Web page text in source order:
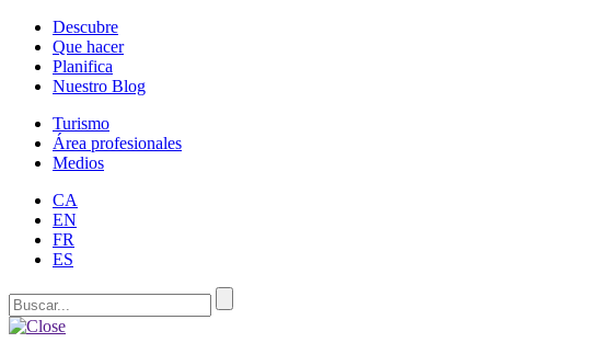
Descubre
Que hacer
Planifica
Nuestro Blog
Turismo
Área profesionales
Medios
CA
EN
FR
ES